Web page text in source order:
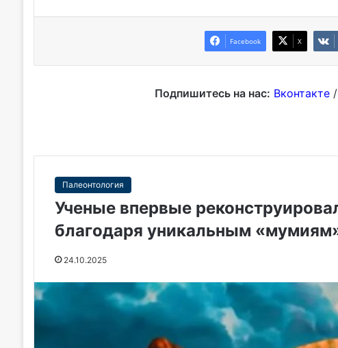
Facebook X
Подпишитесь на нас: Вконтакте/